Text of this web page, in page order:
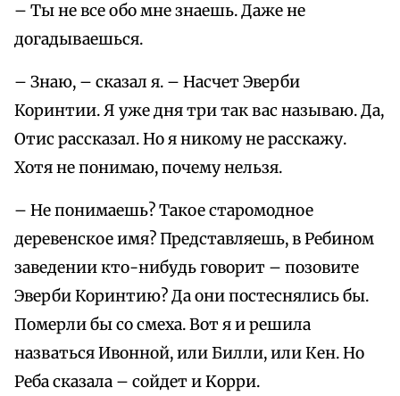
– Ты не все обо мне знаешь. Даже не
догадываешься.
– Знаю, – сказал я. – Насчет Эверби
Коринтии. Я уже дня три так вас называю. Да,
Отис рассказал. Но я никому не расскажу.
Хотя не понимаю, почему нельзя.
– Не понимаешь? Такое старомодное
деревенское имя? Представляешь, в Ребином
заведении кто-нибудь говорит – позовите
Эверби Коринтию? Да они постеснялись бы.
Померли бы со смеха. Вот я и решила
назваться Ивонной, или Билли, или Кен. Но
Реба сказала – сойдет и Koppи.